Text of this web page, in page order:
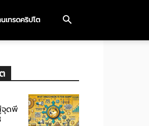
เทรดคริปโต
จุดพี